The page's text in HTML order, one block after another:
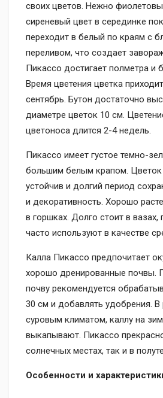
своих цветов. Нежно
сиреневый цвет в серединке
переходит в белый по краям с
переливом, что создает
Пикассо достигает полметра и
Время цветения цветка
сентябрь. Бутон достаточно
диаметре цветок 10 см.
цветоноса длится 2-4 недель.
Пикассо имеет густое темно-
большим белым крапом. Цветок
устойчив и долгий период
и декоративность. Хорошо
в горшках. Долго стоит в вазах,
часто используют в качестве
Калла Пикассо предпочитает
хорошо дренированные почвы.
почву рекомендуется
30 см и добавлять удобрения. В
суровым климатом, каллу на
выкапывают. Пикассо
солнечных местах, так и в
Особенности и